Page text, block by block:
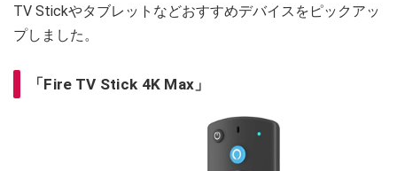
TV Stickやタブレットなどおすすめデバイスをピックアッ
プしました。
「Fire TV Stick 4K Max」